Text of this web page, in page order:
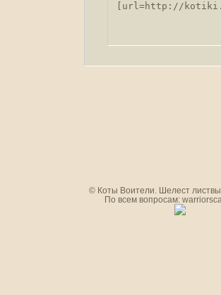
[url=http://
© Коты Воители. Шелест
По всем вопросам: